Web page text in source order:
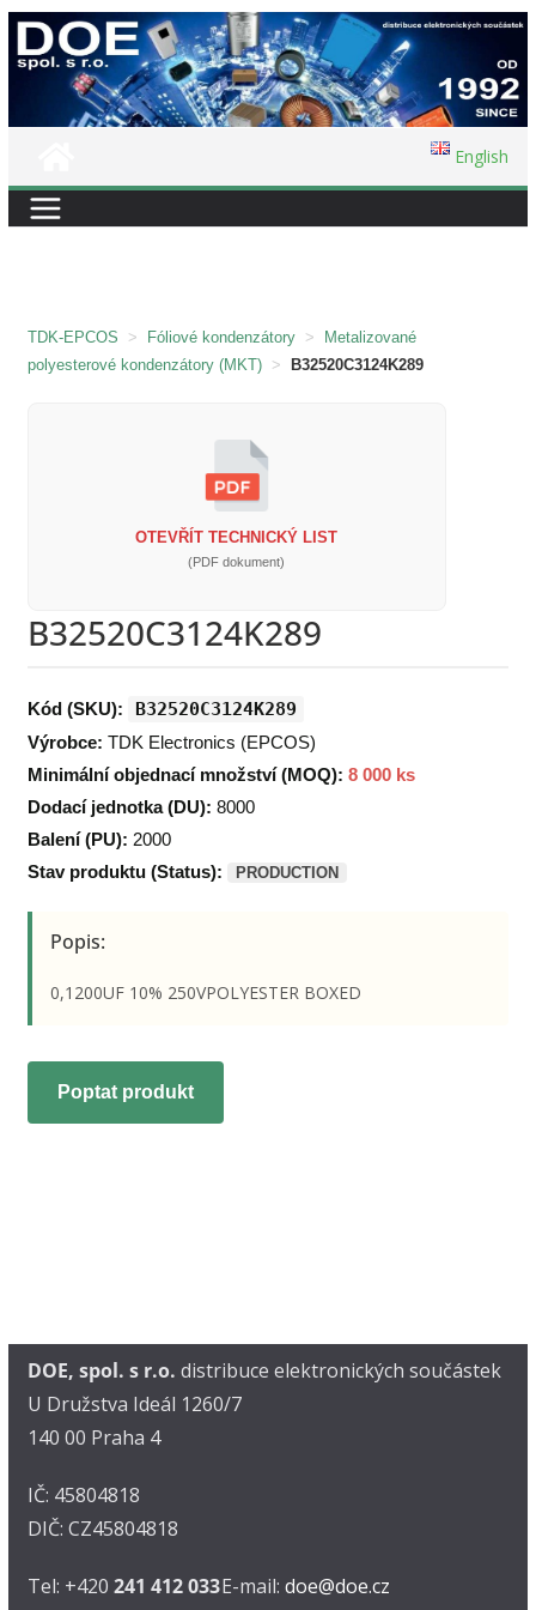
Přeskočit
na
English
TDK-EPCOS > Fóliové kondenzátory >
Metalizované
polyesterové kondenzátory (MKT) > B32520C3124K289
OTEVŘÍT TECHNICKÝ LIST
(PDF dokument)
B32520C3124K289
Kód (SKU): B32520C3124K289
Výrobce: TDK Electronics (EPCOS)
Minimální objednací množství (MOQ): 8 000 ks
Dodací jednotka (DU): 8000
Balení (PU): 2000
Stav produktu (Status):
PRODUCTION
Popis:
0,1200UF 10% 250VPOLYESTER BOXED
Poptat produkt
DOE, spol. s r.o. distribuce elektronických součástek
U Družstva Ideál 1260/7
140 00 Praha 4
IČ: 45804818
DIČ: CZ45804818
Tel: +420 241 412 033E-mail: doe@doe.cz